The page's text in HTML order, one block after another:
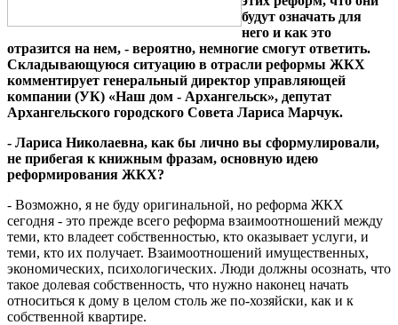
будут означать для
него и как это
отразится на нем, - вероятно, немногие смогут ответить.
Складывающуюся ситуацию в отрасли реформы ЖКХ
комментирует генеральный директор управляющей
компании (УК) «Наш дом - Архангельск», депутат
Архангельского городского Совета Лариса Марчук.
- Лариса Николаевна, как бы лично вы сформулировали,
не прибегая к книжным фразам, основную идею
реформирования ЖКХ?
- Возможно, я не буду оригинальной, но реформа ЖКХ
сегодня - это прежде всего реформа взаимоотношений между
теми, кто владеет собственностью, кто оказывает услуги, и
теми, кто их получает. Взаимоотношений имущественных,
экономических, психологических. Люди должны осознать, что
такое долевая собственность, что нужно наконец начать
относиться к дому в целом столь же по-хозяйски, как и к
собственной квартире.